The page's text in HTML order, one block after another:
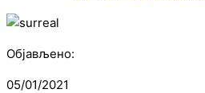
Објављено:
05/01/2021